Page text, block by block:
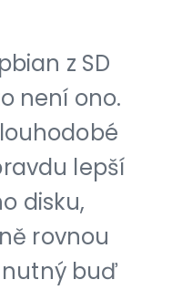
z SD
není ono.
lepší
disku,
rovnou
nutný buď